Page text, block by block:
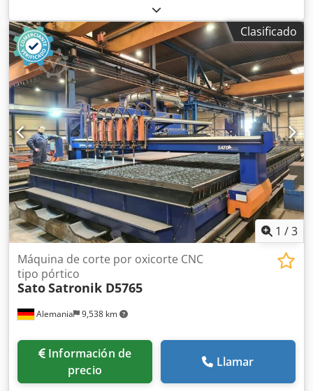
2D Año de fabricación: 2006 Control CNC: NBS300
Dkjdpfow El Udex Anmjr Mesa de trabajo: 1,5 x 6 m 2
quemadores de oxicorte 3826
Clasificado
1 /3
Alemania 9,538 km
Máquina de corte por oxicorte CNC
tipo pórtico
SatoSatronik D5765
Información de
precio
Llamar